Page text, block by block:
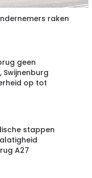
raken
geen
Swijnenburg
op tot
stappen
A27